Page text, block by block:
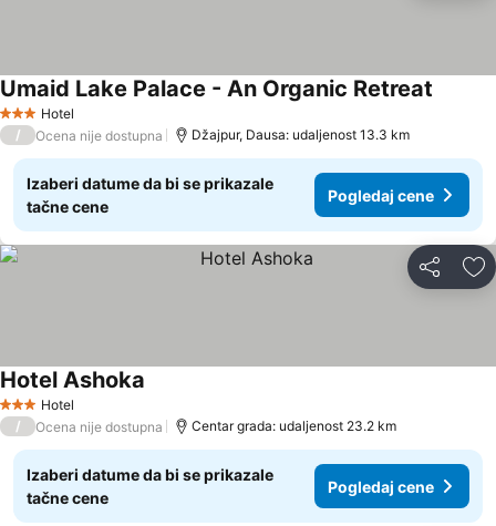
3 Zvezdice
Hotel
Umaid Lake Palace - An Organic Retreat
/ Ocena nije dostupna Džajpur, Dausa: udaljenost 13.3 km
Izaberi datume da bi se prikazale
tačne cene
Pogledaj cene
Deli
3 Zvezdice
Hotel
Hotel Ashoka
/ Ocena nije dostupna Centar grada: udaljenost 23.2 km
Izaberi datume da bi se prikazale
tačne cene
Pogledaj cene